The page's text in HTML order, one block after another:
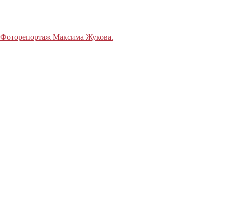
Фоторепортаж Максима Жукова.